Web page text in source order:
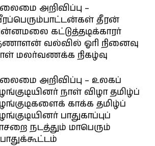
அறிவிப்பு –
தீரன்
கட்டுத்தடிக்காரர்
வல்வில் ஓரி நினைவு
மலர்வணக்க நிகழ்வு
அறிவிப்பு – உலகப்
நாள் விழா தமிழ்ப்
காக்க தமிழ்ப்
பாதுகாப்புப்
நடத்தும் மாபெரும்